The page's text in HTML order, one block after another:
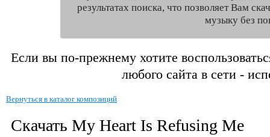
результатах поиска, что позволяет Вам
музыку без
Если вы по-прежнему хотите
любого сайта в сети -
Вернуться в каталог композиций
Скачать My Heart Is Refusing Me